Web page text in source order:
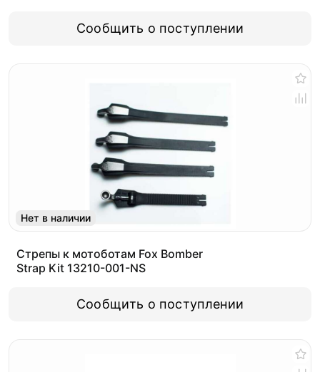
Сообщить о поступлении
Нет в наличии
Стрепы к мотоботам Fox Bomber
Strap Kit 13210-001-NS
Сообщить о поступлении